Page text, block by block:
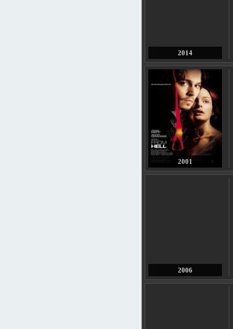
2014
2001
2006